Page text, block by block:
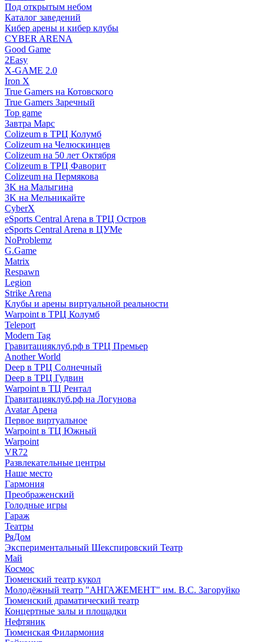
Под открытым небом
Каталог заведений
Кибер арены и кибер клубы
CYBER ARENA
Good Game
2Easy
X-GAME 2.0
Iron X
True Gamers на Котовского
True Gamers Заречный
Top game
Завтра Марс
Colizeum в ТРЦ Колумб
Colizeum на Челюскинцев
Colizeum на 50 лет Октября
Colizeum в ТРЦ Фаворит
Colizeum на Пермякова
3K на Малыгина
3K на Мельникайте
CyberX
eSports Central Arena в ТРЦ Остров
eSports Central Arena в ЦУМе
NoProblemz
G.Game
Matrix
Respawn
Legion
Strike Arena
Клубы и арены виртуальной реальности
Warpoint в ТРЦ Колумб
Teleport
Modern Tag
Гравитацияклуб.рф в ТРЦ Премьер
Another World
Deep в ТРЦ Солнечный
Deep в ТРЦ Гудвин
Warpoint в ТЦ Рентал
Гравитацияклуб.рф на Логунова
Avatar Арена
Первое виртуальное
Warpoint в ТЦ Южный
Warpoint
VR72
Развлекательные центры
Наше место
Гармония
Преображенский
Голодные игры
Гараж
Театры
РяДом
Экспериментальный Шекспировский Театр
Май
Космос
Тюменский театр кукол
Молодёжный театр "АНГАЖЕМЕНТ" им. В.С. Загоруйко
Тюменский драматический театр
Концертные залы и площадки
Нефтяник
Тюменская Филармония